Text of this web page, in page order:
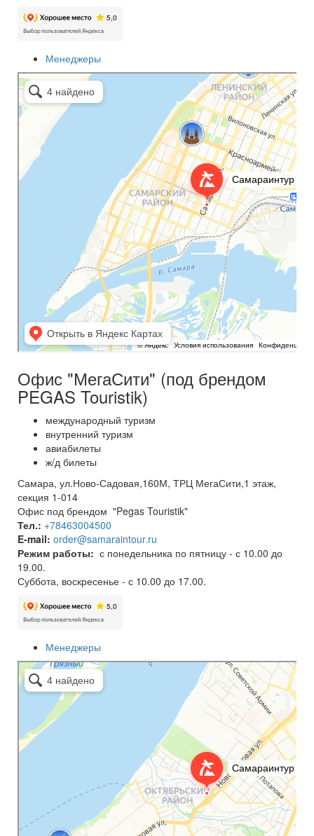
Менеджеры
Самараинтур
Турагентство в Самаре
Авиабилеты в Самаре
Офис "МегаСити" (под брендом
PEGAS Touristik)
международный туризм
внутренний туризм
авиабилеты
ж/д билеты
Самара, ул.Ново-Садовая,160М, ТРЦ МегаСити,1 этаж,
секция 1-014
Офис под брендом "Pegas Touristik"
Тел.: +78463004500
E-mail: order@samaraintour.ru
Режим работы: с понедельника по пятницу - с 10.00 до
19.00.
Суббота, воскресенье - с 10.00 до 17.00.
Менеджеры
Самараинтур
Турагентство в Самаре
Авиабилеты в Самаре